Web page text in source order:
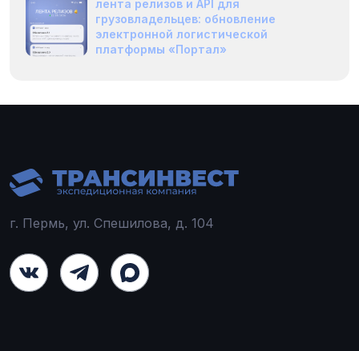
лента релизов и API для
грузовладельцев: обновление
электронной логистической
платформы «Портал»
г. Пермь, ул. Спешилова, д. 104